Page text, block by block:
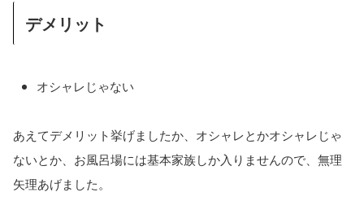
デメリット
オシャレじゃない
あえてデメリット挙げましたか、オシャレとかオシャレじゃ
ないとか、お風呂場には基本家族しか入りませんので、無理
矢理あげました。